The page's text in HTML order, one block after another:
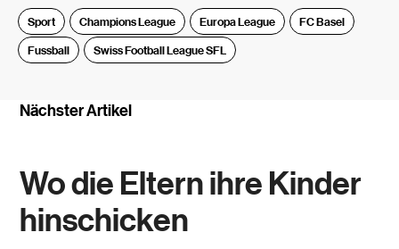
Sport Champions League Europa League
FC Basel
Fussball
Swiss Football League SFL
Nächster Artikel
Wo die Eltern ihre Kinder
hinschicken